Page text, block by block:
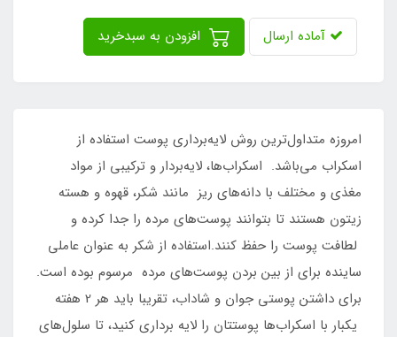
آماده ارسال
امروزه متداول‌ترین روش لایه‌برداری پوست استفاده از
اسکراب می‌باشد. اسکراب‌ها، لایه‌بردار و ترکیبی از مواد
مغذی و مختلف با دانه‌های ریز مانند شکر، قهوه و هسته
زیتون هستند تا بتوانند پوست‌های مرده را جدا کرده و
لطافت پوست را حفظ کنند.استفاده از شکر به عنوان عاملی
ساینده برای از بین بردن پوست‌های مرده مرسوم بوده است.
برای داشتن پوستی جوان و شاداب، تقریبا باید هر 2 هفته
یکبار با اسکراب‌ها پوستتان را لایه برداری کنید، تا سلول‌های